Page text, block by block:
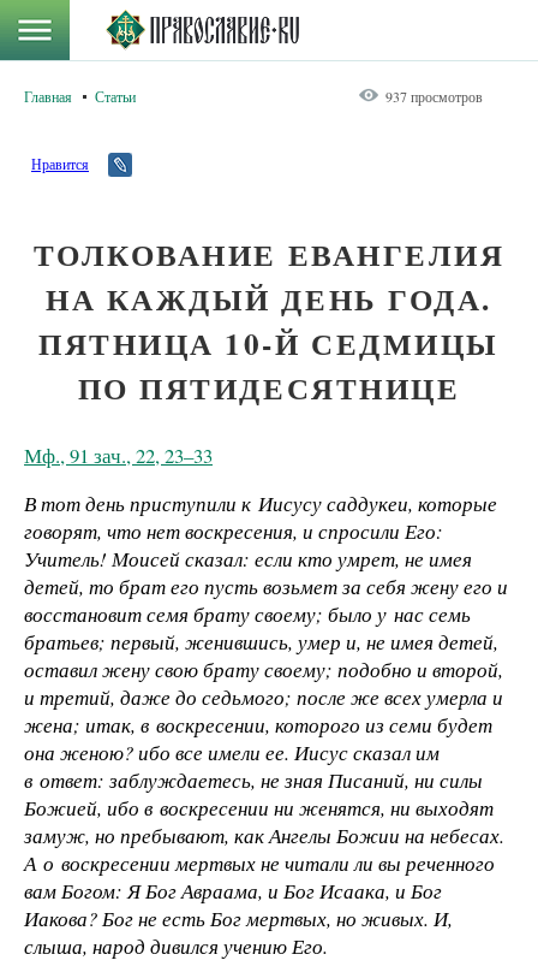
Главная Статьи 937 просмотров
Нравится
ТОЛКОВАНИЕ ЕВАНГЕЛИЯ
НА КАЖДЫЙ ДЕНЬ ГОДА.
ПЯТНИЦА 10-Й СЕДМИЦЫ
ПО ПЯТИДЕСЯТНИЦЕ
Мф., 91 зач., 22, 23–33
В тот день приступили к Иисусу саддукеи, которые
говорят, что нет воскресения, и спросили Его:
Учитель! Моисей сказал: если кто умрет, не имея
детей, то брат его пусть возьмет за себя жену его и
восстановит семя брату своему; было у нас семь
братьев; первый, женившись, умер и, не имея детей,
оставил жену свою брату своему; подобно и второй,
и третий, даже до седьмого; после же всех умерла и
жена; итак, в воскресении, которого из семи будет
она женою? ибо все имели ее. Иисус сказал им
в ответ: заблуждаетесь, не зная Писаний, ни силы
Божией, ибо в воскресении ни женятся, ни выходят
замуж, но пребывают, как Ангелы Божии на небесах.
А о воскресении мертвых не читали ли вы реченного
вам Богом: Я Бог Авраама, и Бог Исаака, и Бог
Иакова? Бог не есть Бог мертвых, но живых. И,
слыша, народ дивился учению Его.